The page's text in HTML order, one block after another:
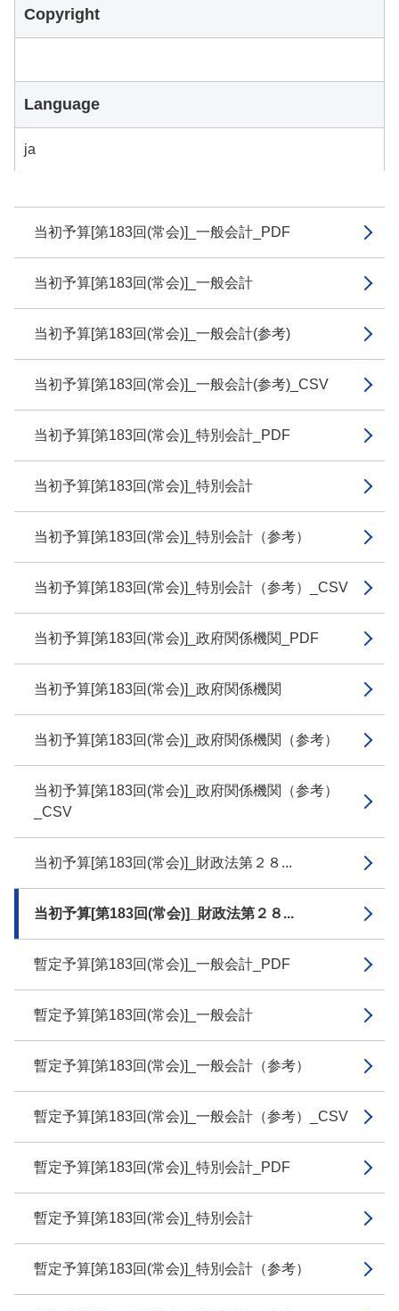
当初予算[第183回(常会)]_一般会計_PDF
当初予算[第183回(常会)]_一般会計
当初予算[第183回(常会)]_一般会計(参考)
当初予算[第183回(常会)]_一般会計(参考)_CSV
当初予算[第183回(常会)]_特別会計_PDF
当初予算[第183回(常会)]_特別会計
当初予算[第183回(常会)]_特別会計（参考）
当初予算[第183回(常会)]_特別会計（参考）_CSV
当初予算[第183回(常会)]_政府関係機関_PDF
当初予算[第183回(常会)]_政府関係機関
当初予算[第183回(常会)]_政府関係機関（参考）
当初予算[第183回(常会)]_政府関係機関（参考）
_CSV
当初予算[第183回(常会)]_財政法第２８...
当初予算[第183回(常会)]_財政法第２８...
暫定予算[第183回(常会)]_一般会計_PDF
暫定予算[第183回(常会)]_一般会計
暫定予算[第183回(常会)]_一般会計（参考）
暫定予算[第183回(常会)]_一般会計（参考）_CSV
暫定予算[第183回(常会)]_特別会計_PDF
暫定予算[第183回(常会)]_特別会計
暫定予算[第183回(常会)]_特別会計（参考）
Copyright
Language
ja